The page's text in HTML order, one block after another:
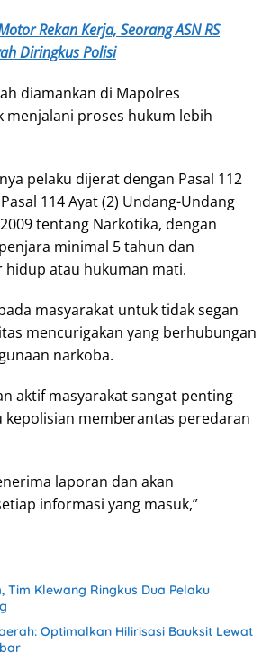
Rekan Kerja, Seorang ASN RS
Diringkus Polisi
diamankan di Mapolres
menjalani proses hukum lebih
pelaku dijerat dengan Pasal 112
114 Ayat (2) Undang-Undang
tentang Narkotika, dengan
minimal 5 tahun dan
hidup atau hukuman mati.
masyarakat untuk tidak segan
mencurigakan yang berhubungan
narkoba.
aktif masyarakat sangat penting
memberantas peredaran
laporan dan akan
informasi yang masuk,”
Tim Klewang Ringkus Dua Pelaku
Optimalkan Hilirisasi Bauksit Lewat